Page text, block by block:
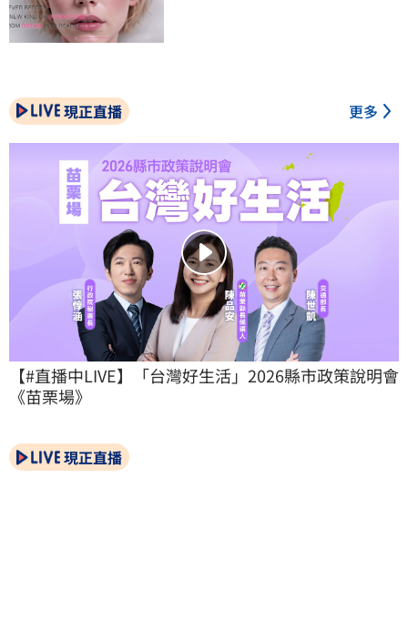
現正直播 更多
【#直播中LIVE】「台灣好生活」2026縣市政策說明會
《苗栗場》
現正直播